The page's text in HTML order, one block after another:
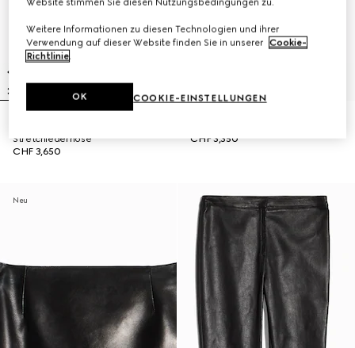
Stretchlederhose
CHF 3,650
CHF 3,350
Neu
Weitere Informationen zu diesen Technologien und ihrer
Verwendung auf dieser Website finden Sie in unserer Cookie-
Richtlinie.
COOKIE-EINSTELLUNGEN
OK